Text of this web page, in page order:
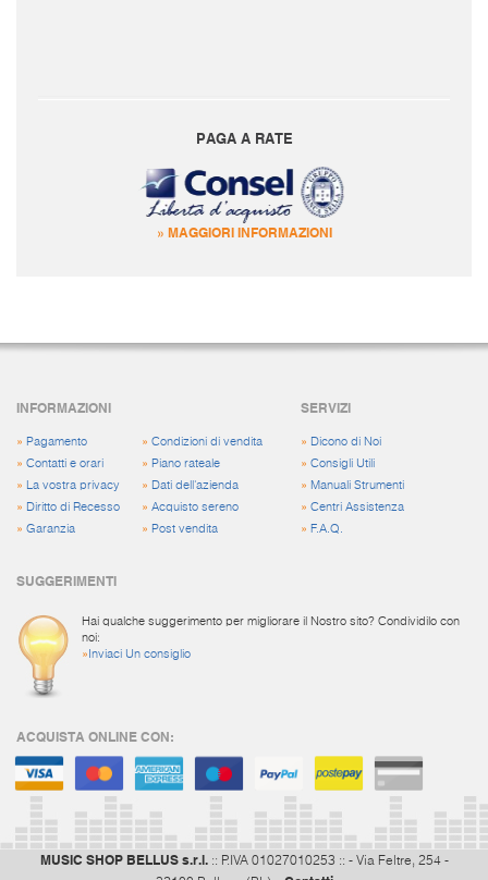
PAGA A RATE
» MAGGIORI INFORMAZIONI
INFORMAZIONI
» Pagamento
» Contatti e orari
»
La vostra privacy
» Diritto di Recesso
» Garanzia
» Condizioni di vendita
» Piano rateale
» Dati dell'azienda
» Acquisto sereno
» Post vendita
SERVIZI
» Dicono di Noi
»Consigli Utili
» Manuali Strumenti
»Centri Assistenza
» F.A.Q.
SUGGERIMENTI
Hai qualche suggerimento per migliorare il Nostro sito? Condividilo con
noi:
» Inviaci Un consiglio
ACQUISTA ONLINE CON:
MUSIC SHOP BELLUS s.r.l.:: P.IVA 01027010253 :: - Via Feltre, 254 -